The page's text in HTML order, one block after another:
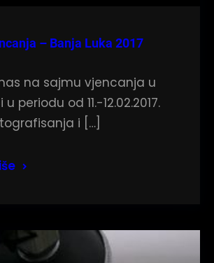
– Banja Luka 2017
na sajmu vjencanja u
periodu od 11.-12.02.2017.
i […]